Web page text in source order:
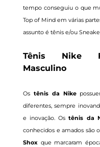
tempo conseguiu o que
Top of Mind em várias
assunto é tênis e/ou
Tênis Nike
Masculino
Os tênis da Nike
diferentes, sempre
e inovação. Ostênis da
conhecidos e amados são
Shox que marcaram